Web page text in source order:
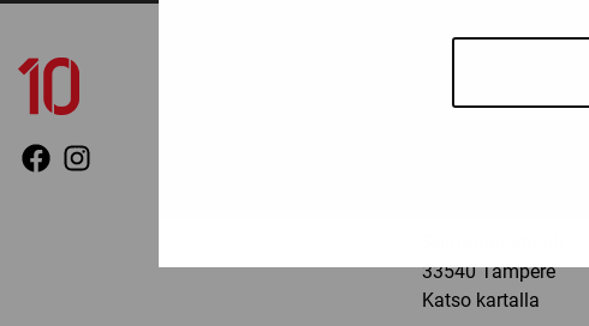
33540 Tampere
Katso kartalla